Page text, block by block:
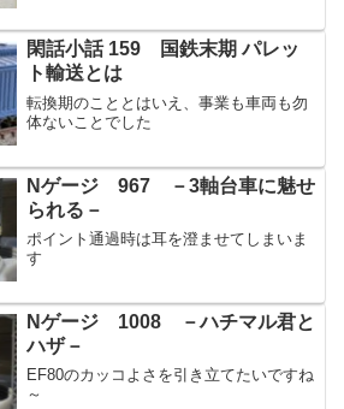
閑話小話 159 国鉄末期 パレッ
ト輸送とは
転換期のこととはいえ、事業も車両も勿
体ないことでした
Nゲージ 967 －3軸台車に魅せ
られる－
ポイント通過時は耳を澄ませてしまいま
す
Nゲージ 1008 －ハチマル君と
ハザ－
EF80のカッコよさを引き立てたいですね
～